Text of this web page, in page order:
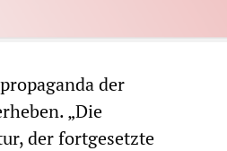
der
„Die
der fortgesetzte